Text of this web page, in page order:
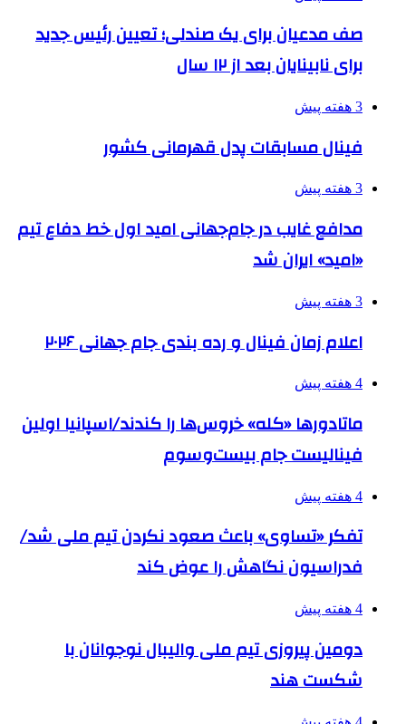
صف مدعیان برای یک صندلی؛ تعیین رئیس جدید
برای نابینایان بعد از ۱۲ سال
3 هفته پیش
فینال مسابقات پدل قهرمانی کشور
3 هفته پیش
مدافع غایب در جام‌جهانی امید اول خط دفاع تیم
«امید» ایران شد
3 هفته پیش
اعلام زمان فینال و رده بندی جام جهانی ۲۰۲۶
4 هفته پیش
ماتادورها «کله» خروس‌ها را کندند/اسپانیا اولین
فینالیست جام بیست‌وسوم
4 هفته پیش
تفکر «تساوی» باعث صعود نکردن تیم ملی شد/
فدراسیون نگاهش را عوض کند
4 هفته پیش
دومین پیروزی تیم ملی والیبال نوجوانان با
شکست هند